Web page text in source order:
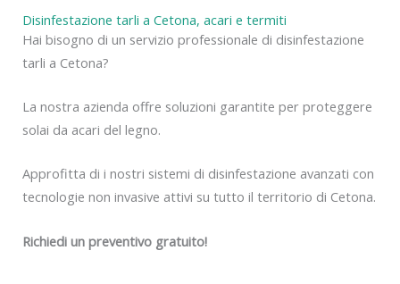
Disinfestazione tarli a Cetona, acari e termiti
Hai bisogno di un servizio professionale di disinfestazione
tarli a Cetona?
La nostra azienda offre soluzioni garantite per proteggere
solai da acari del legno.
Approfitta di i nostri sistemi di disinfestazione avanzati con
tecnologie non invasive attivi su tutto il territorio di Cetona.
Richiedi un preventivo gratuito!